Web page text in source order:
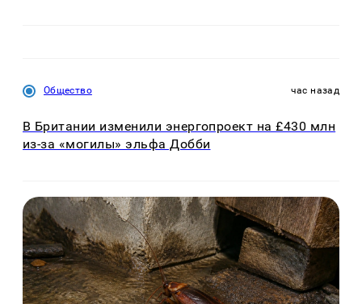
Общество час назад
В Британии изменили энергопроект на £430 млн
из-за «могилы» эльфа Добби